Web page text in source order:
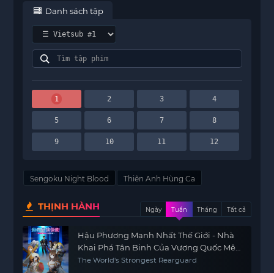
Danh sách tập
1 2 3 4
5 6 7 8
9 10 11 12
Sengoku Night Blood Thiên Anh Hùng Ca
THỊNH HÀNH Ngày Tuần Tháng Tất cả
Hậu Phương Mạnh Nhất Thế Giới - Nhà
Khai Phá Tân Binh Của Vương Quốc Mê
Cung
The World's Strongest Rearguard